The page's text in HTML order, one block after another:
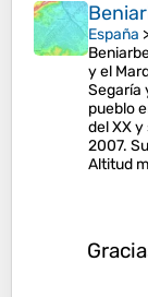
España
y el
Segaría
pueblo
del XX
2007.
Altitud